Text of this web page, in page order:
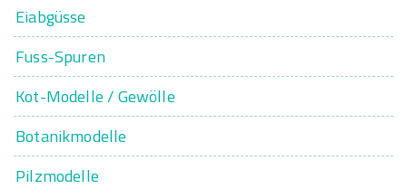
Eiabgüsse
Fuss-Spuren
Kot-Modelle / Gewölle
Botanikmodelle
Pilzmodelle